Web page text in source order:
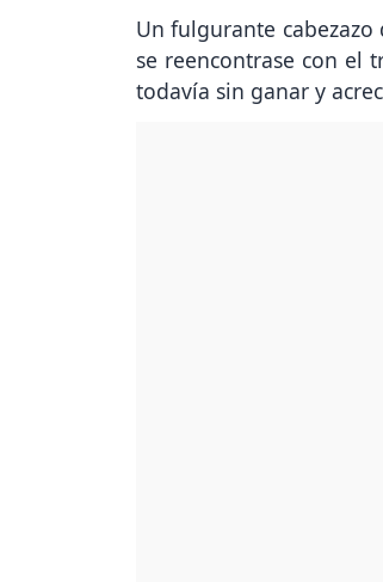
Un fulgurante
se reencontrase con el
todavía sin ganar y